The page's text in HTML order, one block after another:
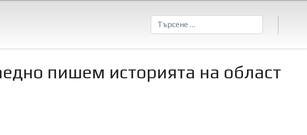
Търсене
пишем историята на област